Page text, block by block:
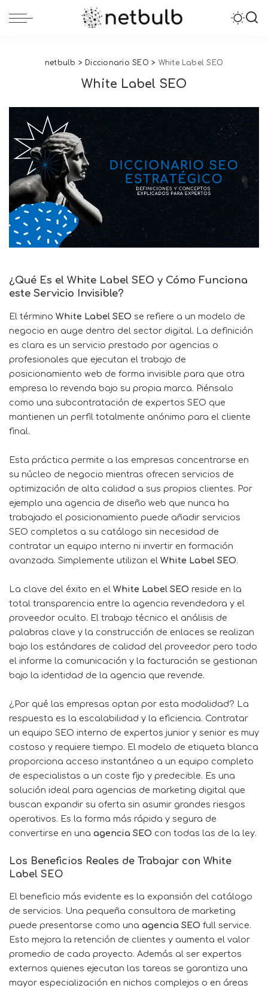
netbulb > Diccionario SEO > White Label SEO
White Label SEO
¿Qué Es el White Label SEO y Cómo Funciona
este Servicio Invisible?
El término White Label SEO se refiere a un modelo de
negocio en auge dentro del sector digital. La definición
es clara es un servicio prestado por agencias o
profesionales que ejecutan el trabajo de
posicionamiento web de forma invisible para que otra
empresa lo revenda bajo su propia marca. Piénsalo
como una subcontratación de expertos SEO que
mantienen un perfil totalmente anónimo para el cliente
final.
Esta práctica permite a las empresas concentrarse en
su núcleo de negocio mientras ofrecen servicios de
optimización de alta calidad a sus propios clientes. Por
ejemplo una agencia de diseño web que nunca ha
trabajado el posicionamiento puede añadir servicios
SEO completos a su catálogo sin necesidad de
contratar un equipo interno ni invertir en formación
avanzada. Simplemente utilizan el White Label SEO.
La clave del éxito en el White Label SEO reside en la
total transparencia entre la agencia revendedora y el
proveedor oculto. El trabajo técnico el análisis de
palabras clave y la construcción de enlaces se realizan
bajo los estándares de calidad del proveedor pero todo
el informe la comunicación y la facturación se gestionan
bajo la identidad de la agencia que revende.
¿Por qué las empresas optan por esta modalidad? La
respuesta es la escalabilidad y la eficiencia. Contratar
un equipo SEO interno de expertos junior y senior es muy
costoso y requiere tiempo. El modelo de etiqueta blanca
proporciona acceso instantáneo a un equipo completo
de especialistas a un coste fijo y predecible. Es una
solución ideal para agencias de marketing digital que
buscan expandir su oferta sin asumir grandes riesgos
operativos. Es la forma más rápida y segura de
convertirse en una agencia SEO con todas las de la ley.
Los Beneficios Reales de Trabajar con White
Label SEO
El beneficio más evidente es la expansión del catálogo
de servicios. Una pequeña consultora de marketing
puede presentarse como una agencia SEO full service.
Esto mejora la retención de clientes y aumenta el valor
promedio de cada proyecto. Además al ser expertos
externos quienes ejecutan las tareas se garantiza una
mayor especialización en nichos complejos o en áreas